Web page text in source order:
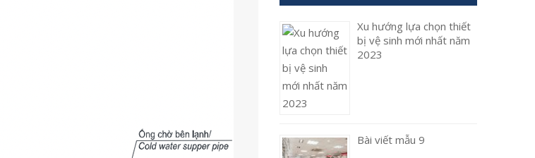
Xu hướng lựa chọn thiết
bị vệ sinh mới nhất năm
2023
Bài viết mẫu 9